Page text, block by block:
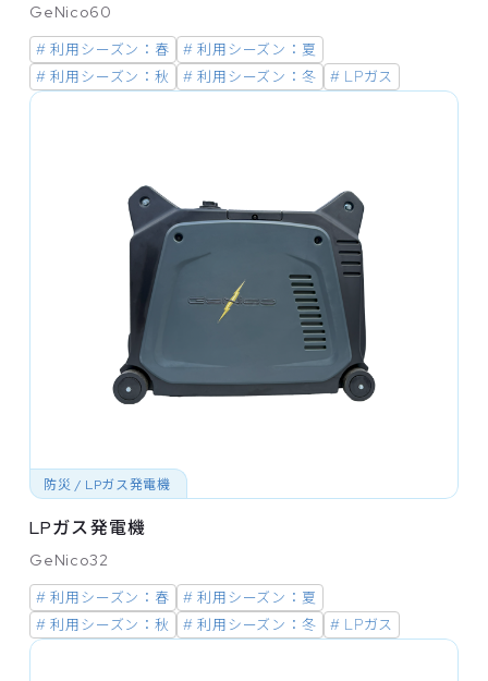
GeNico60
# 利用シーズン：春
# 利用シーズン：夏
# 利用シーズン：秋
# 利用シーズン：冬 # LPガス
防災 / LPガス発電機
LPガス発電機
GeNico32
# 利用シーズン：春
# 利用シーズン：夏
# 利用シーズン：秋
# 利用シーズン：冬 # LPガス